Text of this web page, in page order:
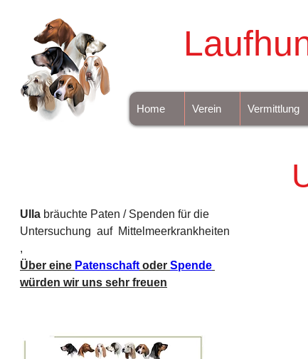
Home Verein Vermittlung
Ulla bräuchte Paten / Spenden für die
Untersuchung  auf  Mittelmeerkrankheiten
,
Über eine Patenschaft oder Spende
würden wir uns sehr freuen